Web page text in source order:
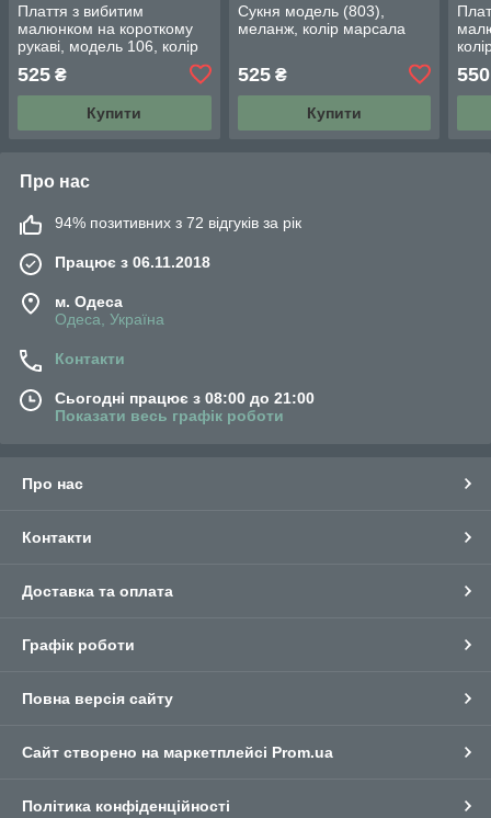
Плаття з вибитим
малюнком на короткому
рукаві, модель 106, колір
525 ₴
Купити
Сукня модель (803),
меланж, колір марсала
525₴
Купити
550
Про нас
94% позитивних з 72 відгуків за рік
Працює з 06.11.2018
м. Одеса
Одеса, Україна
Контакти
Сьогодні працює з 08:00 до 21:00
Показати весь графік роботи
Про нас
Контакти
Доставка та оплата
Графік роботи
Повна версія сайту
Сайт створено на маркетплейсі Prom.ua
Політика конфіденційності